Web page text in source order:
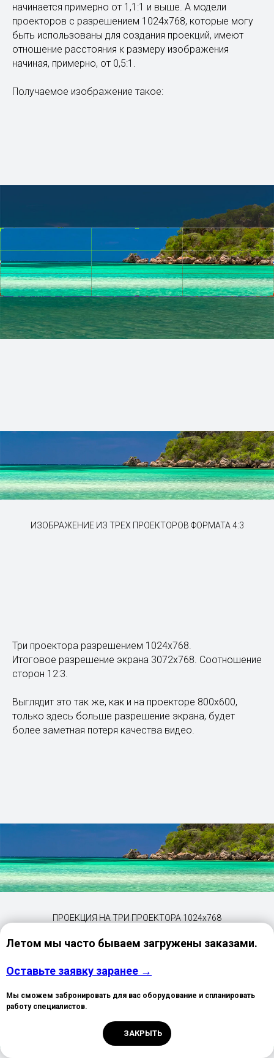
Летом мы часто бываем загружены заказами.
Оставьте заявку заранее →
Мы сможем забронировать для вас оборудование и спланировать
работу специалистов.
ЗАКРЫТЬ
начинается примерно от 1,1:1 и выше. А модели
проекторов с разрешением 1024х768, которые могу
быть использованы для создания проекций, имеют
отношение расстояния к размеру изображения
начиная, примерно, от 0,5:1.
Получаемое изображение такое:
ИЗОБРАЖЕНИЕ ИЗ ТРЕХ ПРОЕКТОРОВ ФОРМАТА 4:3
Три проектора разрешением 1024х768.
Итоговое разрешение экрана 3072х768. Соотношение
сторон 12:3.
Выглядит это так же, как и на проекторе 800х600,
только здесь больше разрешение экрана, будет
более заметная потеря качества видео.
ПРОЕКЦИЯ НА ТРИ ПРОЕКТОРА 1024х768